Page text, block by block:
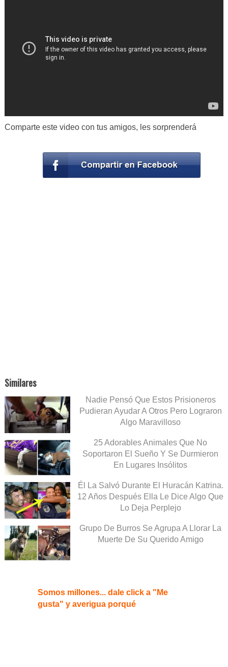
Comparte este video con tus amigos, les sorprenderá
Similares
Nadie Pensó Que Estos Prisioneros
Pudieran Ayudar A Otros Pero Lograron
Algo Maravilloso
25 Adorables Animales Que No
Soportaron El Sueño Y Se Durmieron
En Lugares Insólitos
Él La Salvó Durante El Huracán Katrina.
12 Años Después Ella Le Dice Algo Que
Lo Deja Perplejo
Grupo De Burros Se Agrupa A Llorar La
Muerte De Su Querido Amigo
Somos millones... dale click a "Me
gusta" y averigua porqué